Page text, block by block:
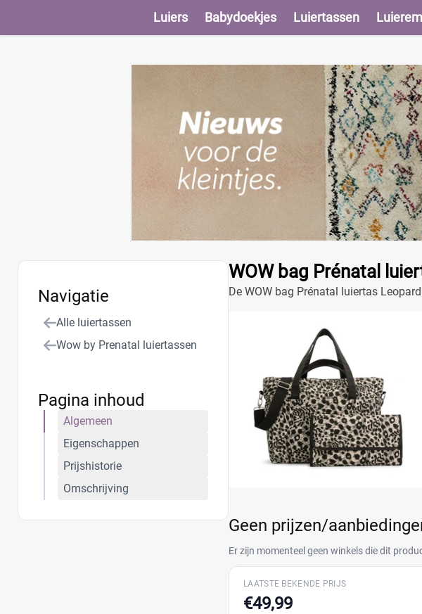
Luiers Babydoekjes Luiertassen
WOW bag Prénatal
De WOW bag Prénatal luiertas
Geen prijzen/
Er zijn momenteel geen winkels die dit
LAATSTE BEKENDE PRIJS
€49,99
Navigatie
Alle luiertassen
Wow by Prenatal luiertassen
Pagina inhoud
Algemeen
Eigenschappen
Prijshistorie
Omschrijving